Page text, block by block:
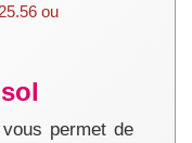
ou
permet de